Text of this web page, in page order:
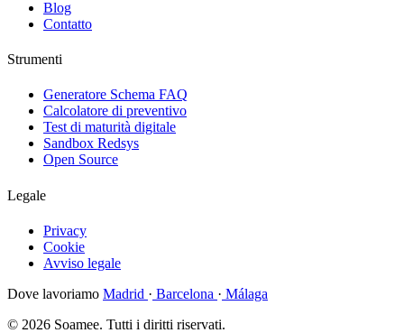
Blog
Contatto
Strumenti
Generatore Schema FAQ
Calcolatore di preventivo
Test di maturità digitale
Sandbox Redsys
Open Source
Legale
Privacy
Cookie
Avviso legale
Dove lavoriamo Madrid · Barcelona · Málaga
© 2026 Soamee. Tutti i diritti riservati.